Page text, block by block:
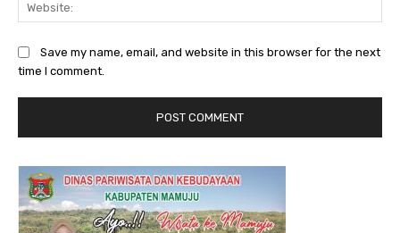
Save my name, email, and website in this browser for the next
time I comment.